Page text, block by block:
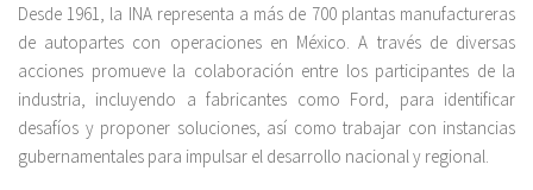
Desde 1961, la INA representa a más de 700 plantas manufactureras
de autopartes con operaciones en México. A través de diversas
acciones promueve la colaboración entre los participantes de la
industria, incluyendo a fabricantes como Ford, para identificar
desafíos y proponer soluciones, así como trabajar con instancias
gubernamentales para impulsar el desarrollo nacional y regional.